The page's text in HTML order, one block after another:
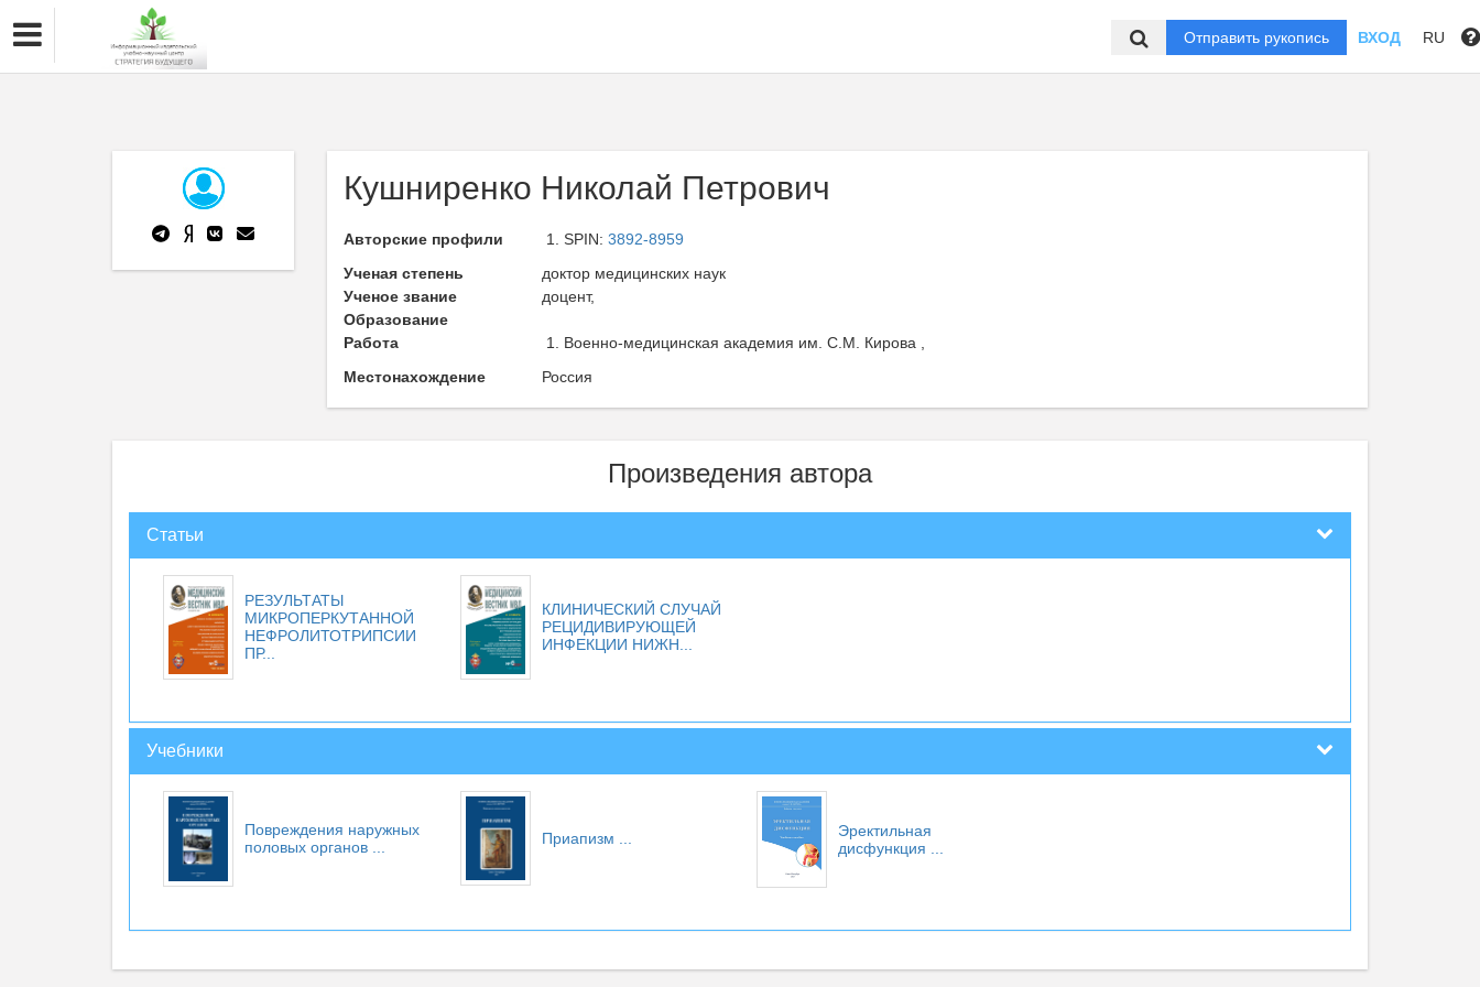
Отправить рукопись ВХОД RU
Кушниренко Николай Петрович
Авторские профили SPIN: 3892-8959
Ученая степень
доктор медицинских наук
Ученое звание
доцент,
Образование
Работа
Военно-медицинская академия им. С.М. Кирова ,
Местонахождение
Россия
Произведения автора
Статьи
РЕЗУЛЬТАТЫ
МИКРОПЕРКУТАННОЙ
НЕФРОЛИТОТРИПСИИ
ПР...
КЛИНИЧЕСКИЙ СЛУЧАЙ
РЕЦИДИВИРУЮЩЕЙ
ИНФЕКЦИИ НИЖН...
Учебники
Повреждения наружных
половых органов
Приапизм
Эректильная
дисфункция